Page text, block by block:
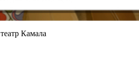
театр Камала